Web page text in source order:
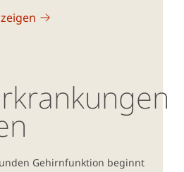
Gehirnfunktion beginnt